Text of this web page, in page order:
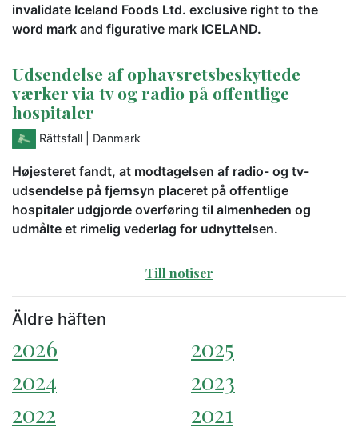
invalidate Iceland Foods Ltd. exclusive right to the
word mark and figurative mark ICELAND.
Udsendelse af ophavsretsbeskyttede
værker via tv og radio på offentlige
hospitaler
Rättsfall | Danmark
Højesteret fandt, at modtagelsen af radio- og tv-
udsendelse på fjernsyn placeret på offentlige
hospitaler udgjorde overføring til almenheden og
udmålte et rimelig vederlag for udnyttelsen.
Till notiser
Äldre häften
2026
2025
2024
2023
2022
2021